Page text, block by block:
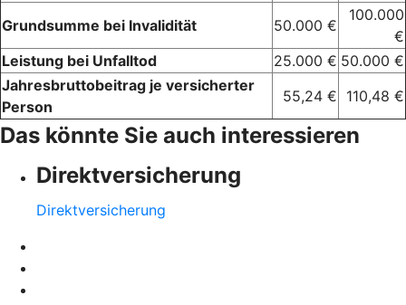
Grundsumme bei Invalidität
50.000 €
100.000
€
Leistung bei Unfalltod
25.000 € 50.000 €
Jahresbruttobeitrag je versicherter
Person
55,24 € 110,48 €
Das könnte Sie auch interessieren
Direktversicherung
Direktversicherung